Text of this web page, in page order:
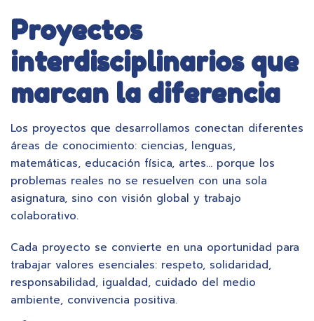
Proyectos
interdisciplinarios que
marcan la diferencia
Los proyectos que desarrollamos conectan diferentes
áreas de conocimiento: ciencias, lenguas,
matemáticas, educación física, artes… porque los
problemas reales no se resuelven con una sola
asignatura, sino con visión global y trabajo
colaborativo.
Cada proyecto se convierte en una oportunidad para
trabajar valores esenciales: respeto, solidaridad,
responsabilidad, igualdad, cuidado del medio
ambiente, convivencia positiva.